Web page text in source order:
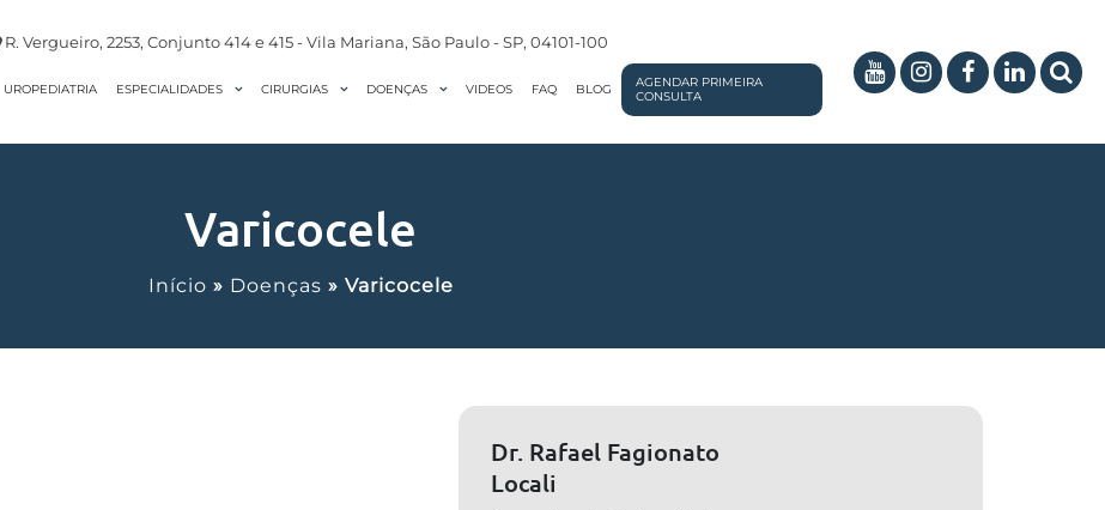
R. Vergueiro, 2253, Conjunto 414 e 415 - Vila Mariana, São Paulo - SP, 04101-100
UROPEDIATRIA ESPECIALIDADES CIRURGIAS DOENÇAS VIDEOS FAQ BLOG
AGENDAR PRIMEIRA
CONSULTA
Varicocele
Início » Doenças » Varicocele
Dr. Rafael Fagionato
Locali